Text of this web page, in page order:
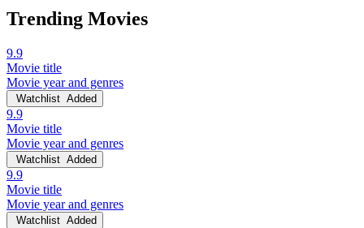
Trending Movies
9.9
Movie title
Movie year and genres
Watchlist Added
9.9
Movie title
Movie year and genres
Watchlist Added
9.9
Movie title
Movie year and genres
Watchlist Added